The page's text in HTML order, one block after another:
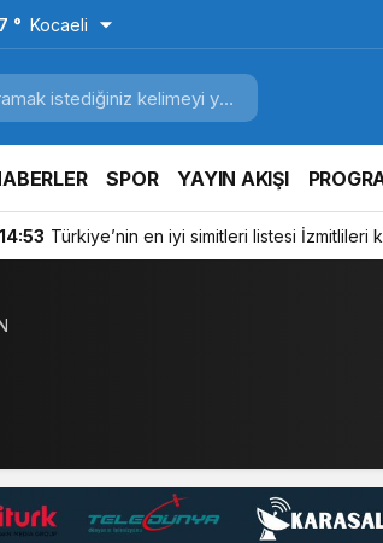
° Kocaeli
SPOR YAYIN AKIŞI
14:53 Türkiye’nin en iyi simitleri listesi İzmitlileri